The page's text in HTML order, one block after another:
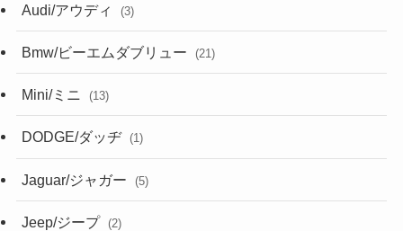
Audi/アウディ (3)
Bmw/ビーエムダブリュー (21)
Mini/ミニ (13)
DODGE/ダッヂ (1)
Jaguar/ジャガー (5)
Jeep/ジープ (2)